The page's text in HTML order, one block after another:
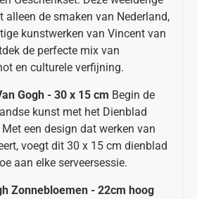
alleen de smaken van Nederland,
kunstwerken van Vincent van
de perfecte mix van
en culturele verfijning.
Gogh - 30 x 15 cm Begin de
kunst met het Dienblad
een design dat werken van
voegt dit 30 x 15 cm dienblad
aan elke serveersessie.
Zonnebloemen - 22cm hoog